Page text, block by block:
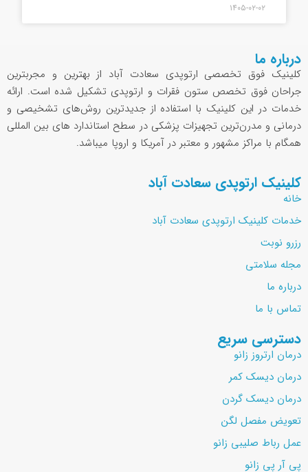
۱۴۰۵-۰۲-۰۲
درباره ما
کلینیک فوق تخصصی ارتوپدی سعادت آباد از بهترین و مجربترین
جراحان فوق تخصص ستون فقرات و ارتوپدی تشکیل شده است. ارائه
خدمات در این کلینیک با استفاده از جدیدترین روش‌های تشخیصی و
درمانی و مدرن‌ترین تجهیزات پزشکی در سطح استاندارد های بین المللی
همگام با مراکز مشهور و معتبر در آمریکا و اروپا میباشد.
کلینیک ارتوپدی سعادت آباد
خانه
خدمات کلینیک ارتوپدی سعادت آباد
رزرو نوبت
مجله سلامتی
درباره ما
تماس با ما
دسترسی سریع
درمان ارتروز زانو
درمان دیسک کمر
درمان دیسک گردن
تعویض مفصل لگن
عمل رباط صلیبی زانو
پی آر پی زانو